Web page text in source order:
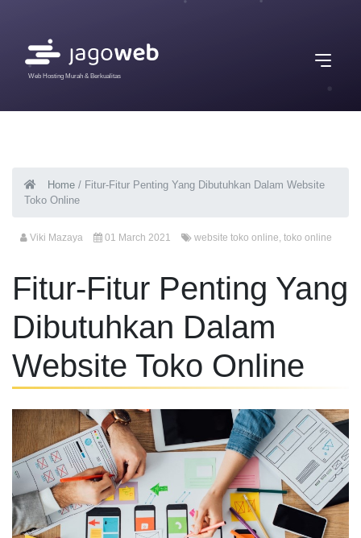
Web Hosting Murah & Berkualitas
Home / Fitur-Fitur Penting Yang Dibutuhkan Dalam Website
Toko Online
Viki Mazaya 01 March 2021 website toko online, toko online
Fitur-Fitur Penting Yang
Dibutuhkan Dalam
Website Toko Online